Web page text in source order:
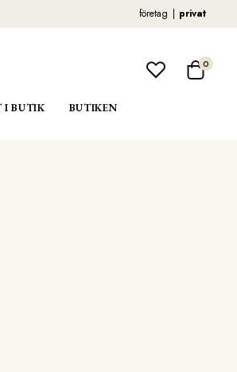
företag privat
0
I BUTIK BUTIKEN